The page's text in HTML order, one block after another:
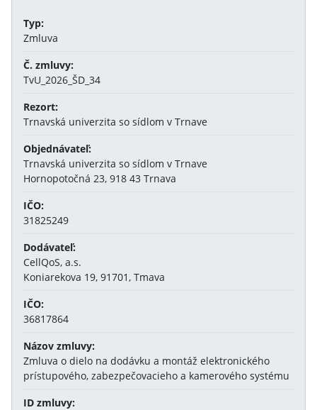
Typ:
Zmluva
Č. zmluvy:
TvU_2026_ŠD_34
Rezort:
Trnavská univerzita so sídlom v Trnave
Objednávateľ:
Trnavská univerzita so sídlom v Trnave
Hornopotočná 23, 918 43 Trnava
IČO:
31825249
Dodávateľ:
CellQoS, a.s.
Koniarekova 19, 91701, Tmava
IČO:
36817864
Názov zmluvy:
Zmluva o dielo na dodávku a montáž elektronického
prístupového, zabezpečovacieho a kamerového systému
ID zmluvy: